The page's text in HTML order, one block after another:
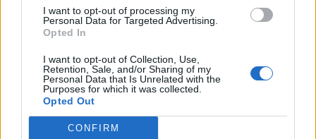
I want to opt-out of processing my
Personal Data for Targeted Advertising.
Opted In
I want to opt-out of Collection, Use,
Retention, Sale, and/or Sharing of my
Personal Data that Is Unrelated with the
Purposes for which it was collected.
Opted Out
CONFIRM